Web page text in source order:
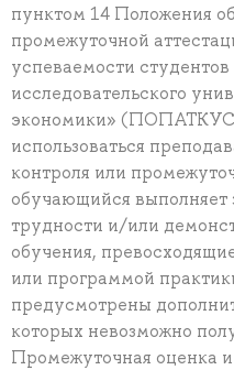
пунктом 14 Положения
промежуточной
успеваемости
исследовательского
экономики»
использоваться
контроля или
обучающийся
трудности и/или
обучения,
или программой
предусмотрены
которых невозможно
Промежуточная оценка